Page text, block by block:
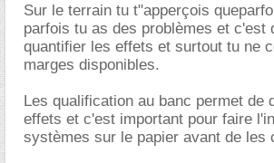
Sur le terrain tu t"apperçois
parfois tu as des problèmes et c'est
quantifier les effets et surtout tu ne
marges disponibles.
Les qualification au banc permet de
effets et c'est important pour faire
systèmes sur le papier avant de les